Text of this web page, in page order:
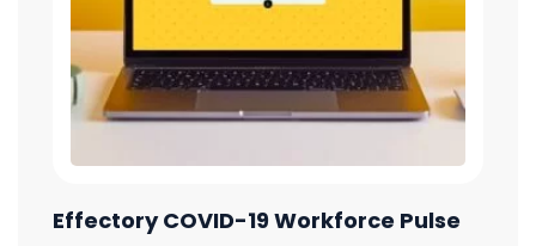
Effectory COVID-19 Workforce Pulse